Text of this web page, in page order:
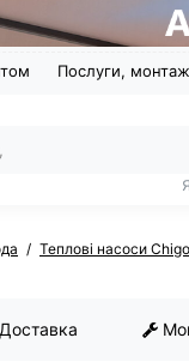
Послуги,
Теплові насоси Chigo
Доставка